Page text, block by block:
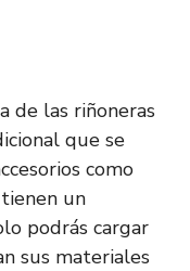
de las riñoneras
que se
como
un
podrás cargar
sus materiales